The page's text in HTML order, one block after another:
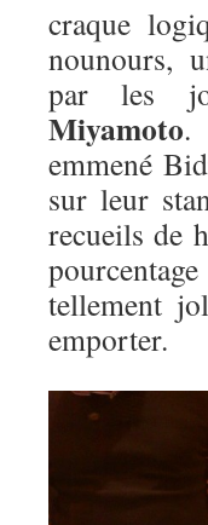
craque
nounours,
par les
Miyamoto.
emmené
sur leur
recueils de
tellement
emporter.